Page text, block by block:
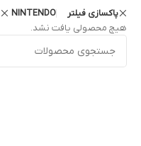
پاکسازی فیلتر NINTENDO
هیچ محصولی یافت نشد.